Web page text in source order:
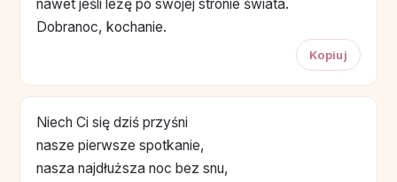
nawet jeśli leżę po swojej stronie świata.
Dobranoc, kochanie.
Kopiuj
Niech Ci się dziś przyśni
nasze pierwsze spotkanie,
nasza najdłuższa noc bez snu,